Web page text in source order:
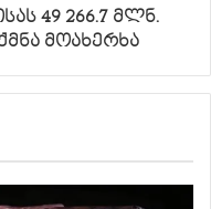
49 266.7 მლნ.
მოახერხა